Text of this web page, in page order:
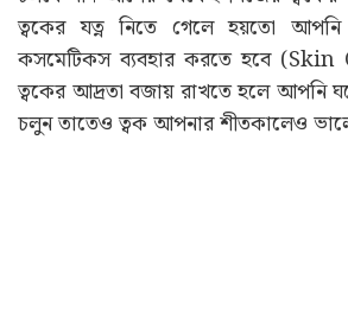
ত্বকের যত্ন নিতে গেলে হয়তো আপনি
কসমেটিকস ব্যবহার করতে হবে (Skin
ত্বকের আদ্রতা বজায় রাখতে হলে আপনি
চলুন তাতেও ত্বক আপনার শীতকালেও